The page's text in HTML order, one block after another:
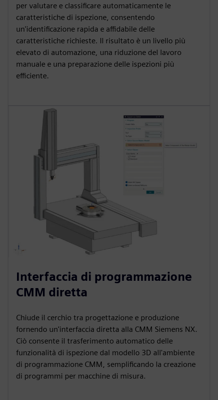
per valutare e classificare automaticamente le
caratteristiche di ispezione, consentendo
un'identificazione rapida e affidabile delle
caratteristiche richieste. Il risultato è un livello più
elevato di automazione, una riduzione del lavoro
manuale e una preparazione delle ispezioni più
efficiente.
Interfaccia di programmazione
CMM diretta
Chiude il cerchio tra progettazione e produzione
fornendo un'interfaccia diretta alla CMM Siemens NX.
Ciò consente il trasferimento automatico delle
funzionalità di ispezione dal modello 3D all'ambiente
di programmazione CMM, semplificando la creazione
di programmi per macchine di misura.